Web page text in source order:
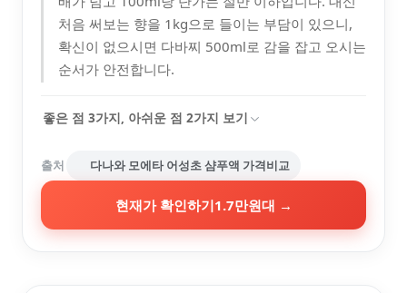
처음 써보는 향을 1kg으로 들이는 부담이 있으니,
확신이 없으시면 다바찌 500ml로 감을 잡고 오시는
순서가 안전합니다.
좋은 점 3가지, 아쉬운 점 2가지 보기
출처 다나와 모에타 어성초 샴푸액 가격비교
현재가 확인하기1.7만원대 →